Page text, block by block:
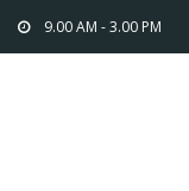
9.00 AM - 3.00 PM